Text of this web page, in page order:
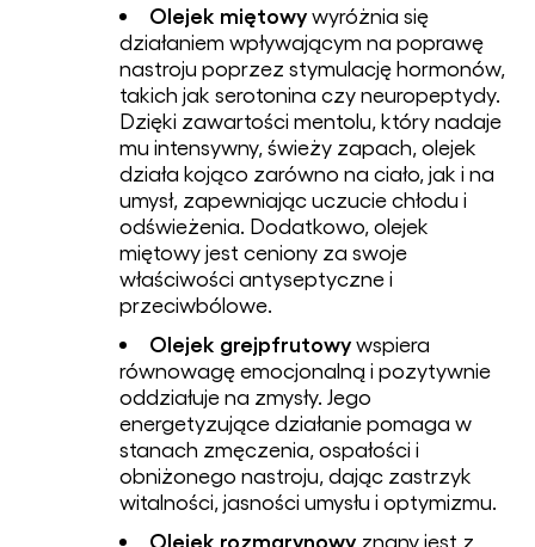
Olejek miętowywyróżnia się
działaniem wpływającym na poprawę
nastroju poprzez stymulację hormonów,
takich jak serotonina czy neuropeptydy.
Dzięki zawartości mentolu, który nadaje
mu intensywny, świeży zapach, olejek
działa kojąco zarówno na ciało, jak i na
umysł, zapewniając uczucie chłodu i
odświeżenia. Dodatkowo, olejek
miętowy jest ceniony za swoje
właściwości antyseptyczne i
przeciwbólowe.
Olejek grejpfrutowywspiera
równowagę emocjonalną i pozytywnie
oddziałuje na zmysły. Jego
energetyzujące działanie pomaga w
stanach zmęczenia, ospałości i
obniżonego nastroju, dając zastrzyk
witalności, jasności umysłu i optymizmu.
Olejek rozmarynowy znany jest z